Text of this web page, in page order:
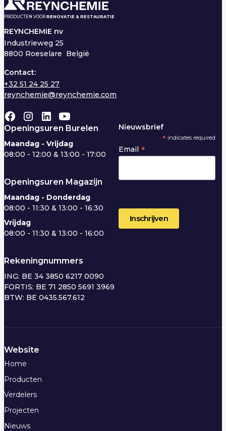
PRODUCTEN VOOR RENOVATIE & RESTAURATIE
REYNCHEMIE nv
Industrieweg 25
8800 Roeselare België
Contact:
+32 51 24 25 27
reynchemie@reynchemie.com
Openingsuren Burelen
Maandag - Vrijdag
08:00 - 12:00 & 13:00 - 17:00
Openingsuren Magazijn
Maandag - Donderdag
08:00 - 11:30 & 13:00 - 16:30
Vrijdag
08:00 - 11:30 & 13:00 - 16:00
Rekeningnummers
ING: BE 34 3850 6217 0090
FORTIS: BE 71 2850 5691 3969
BTW: BE 0435.567.612
Nieuwsbrief
* indicates required
Email *
Website
Home
Producten
Verdelers
Projecten
Nieuws